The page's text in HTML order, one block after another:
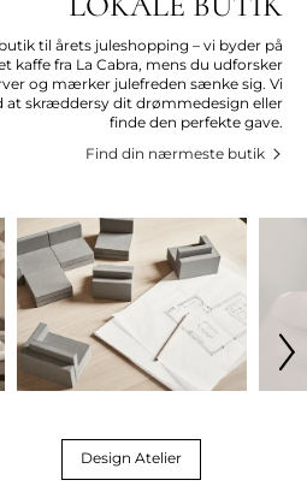
til årets juleshopping – vi byder på
kaffe fra La Cabra, mens du udforsker
og mærker julefreden sænke sig. Vi
at skræddersy dit drømmedesign eller
finde den perfekte gave.
Find din nærmeste butik
Design Atelier